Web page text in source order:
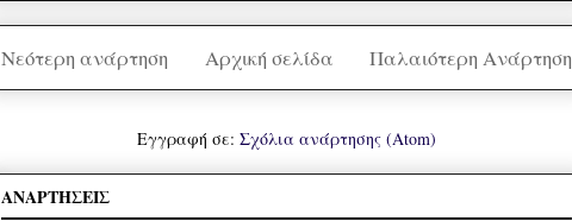
Νεότερη ανάρτηση Παλαιότερη Ανάρτηση
Αρχική σελίδα
Εγγραφή σε: Σχόλια ανάρτησης (Atom)
ΑΝΑΡΤΗΣΕΙΣ